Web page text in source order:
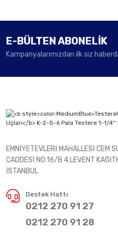
E-BÜLTEN ABONELİK
Kampanyalarımızdan ilk siz
EMNİYETEVLERİ MAHALLESİ CEM
CADDESİ NO:16/B 4.LEVENT
İSTANBUL
Destek Hattı
0212 270 91 27
0212 270 91 28